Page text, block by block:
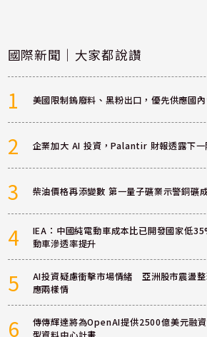
國際新聞｜大家都說讚
1 美國限制鎢廢料、黑粉出口，優先供應國
2 企業加大 AI 投資，Palantir 財報透露下一
3 柴油價格再添變數 第一量子礦業示警銅礦
4
IEA：中國純電動車成本比已開發國家低
動車滲透率提升
5
AI投資疑慮衝擊市場情緒 亞洲股市震盪
應兩樣情
6
傳傳輝達將為OpenAI提供2500億美元融